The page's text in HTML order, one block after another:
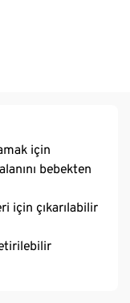
için
bebekten
için çıkarılabilir